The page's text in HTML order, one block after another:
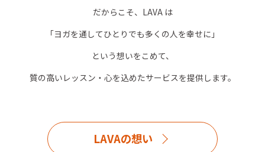
だからこそ、LAVA は
「ヨガを通してひとりでも多くの人を幸せに」
という想いをこめて、
質の高いレッスン・心を込めたサービスを提供します。
LAVAの想い